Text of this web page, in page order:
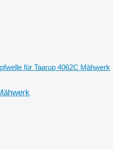
für Taarup 4062C Mähwerk